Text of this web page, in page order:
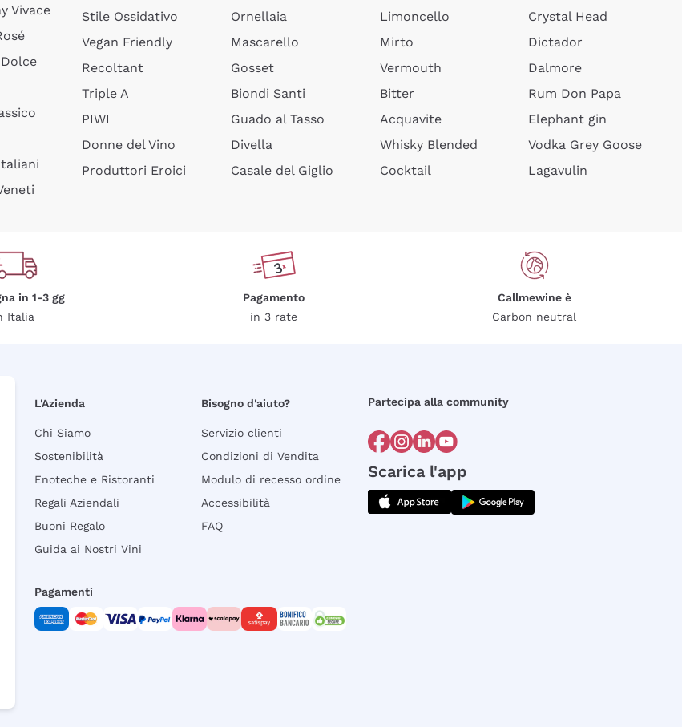
Vivace
Stile Ossidativo
Vegan Friendly
Recoltant
Triple A
PIWI
Donne del Vino
Produttori Eroici
Ornellaia
Mascarello
Gosset
Biondi Santi
Guado al Tasso
Divella
Casale del Giglio
Limoncello
Mirto
Vermouth
Bitter
Acquavite
Whisky Blended
Cocktail
Crystal Head
Dictador
Dalmore
Rum Don Papa
Elephant gin
Vodka Grey Goose
Lagavulin
in 1-3 gg
Italia
Pagamento
in 3 rate
Callmewine è
Carbon neutral
L'Azienda
Chi Siamo
Sostenibilità
Enoteche e Ristoranti
Regali Aziendali
Buoni Regalo
Guida ai Nostri Vini
Bisogno d'aiuto?
Servizio clienti
Condizioni di Vendita
Modulo di recesso ordine
Accessibilità
FAQ
Partecipa alla community
Scarica l'app
Pagamenti